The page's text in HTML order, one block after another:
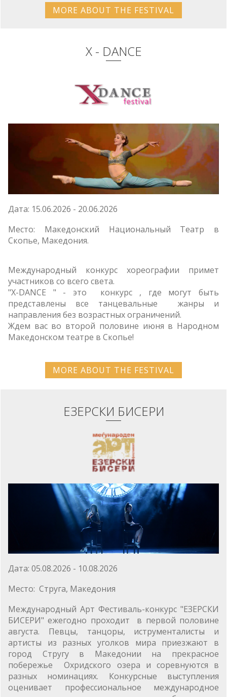
MORE ABOUT THE FESTIVAL
X - DANCE
Дата: 15.06.2026 - 20.06.2026
Место: Македонский Национальный Театр в
Скопье, Македония.
Международный конкурс хореографии примет
участников со всего света.
"X-DANCE " - это конкурс , где могут быть
представлены все танцевальные жанры и
направления без возрастных ограничений.
Ждем вас во второй половине июня в Народном
Македонском театре в Скопье!
MORE ABOUT THE FESTIVAL
ЕЗЕРСКИ БИСЕРИ
Дата: 05.08.2026 - 10.08.2026
Место: ​ Струга, Македония
Международный Арт Фестиваль-конкурс "ЕЗЕРСКИ
БИСЕРИ" ежегодно проходит в первой половине
августа. Певцы, танцоры, иструменталисты и
артисты из разных уголков мира приезжают в
город Стругу в Македонии на прекрасное
побережье Охридского озера и соревнуются в
разных номинациях. Конкурсные выступления
оценивает профессиональное международное